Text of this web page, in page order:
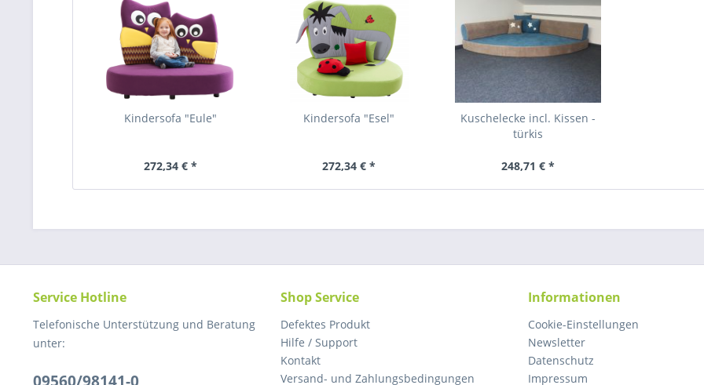
Kindersofa "Eule"
272,34 € *
Kindersofa "Esel"
272,34 € *
Kuschelecke incl. Kissen -
türkis
248,71 € *
Service Hotline
Telefonische Unterstützung und Beratung
unter:
Shop Service
Defektes Produkt
Hilfe / Support
Kontakt
Versand- und Zahlungsbedingungen
Informationen
Cookie-Einstellungen
Newsletter
Datenschutz
Impressum